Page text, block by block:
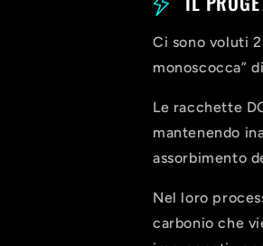
o
n
t
e
n
u
Ci sono voluti
monoscocca”
Le racchette
mantenendo
assorbimento
Nel loro
carbonio che